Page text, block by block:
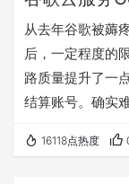
新开启300
例的方法
从去年谷歌被薅
后，一定程度的
路质量提升了一
结算账号。确实
次试用而已。我
16118点热度